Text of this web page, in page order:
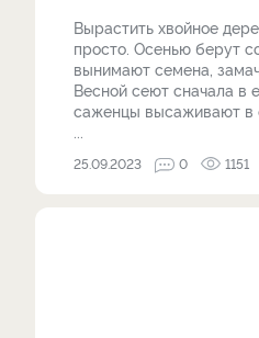
Вырастить хвойное
просто. Осенью берут
вынимают семена,
Весной сеют сначала в
саженцы высаживают в
25.09.2023 0 1151